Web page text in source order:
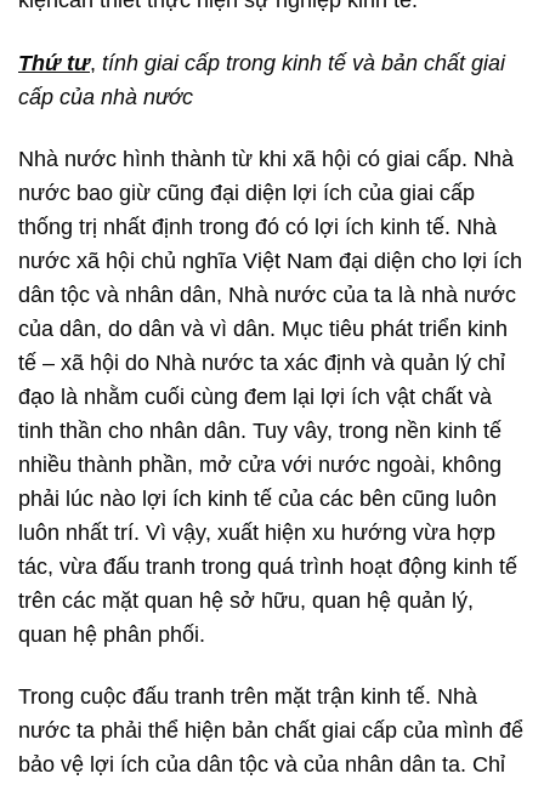
Thứ tư, tính giai cấp trong kinh tế và bản chất giai
cấp của nhà nước
Nhà nước hình thành từ khi xã hội có giai cấp. Nhà
nước bao giừ cũng đại diện lợi ích của giai cấp
thống trị nhất định trong đó có lợi ích kinh tế. Nhà
nước xã hội chủ nghĩa Việt Nam đại diện cho lợi ích
dân tộc và nhân dân, Nhà nước của ta là nhà nước
của dân, do dân và vì dân. Mục tiêu phát triển kinh
tế – xã hội do Nhà nước ta xác định và quản lý chỉ
đạo là nhằm cuối cùng đem lại lợi ích vật chất và
tinh thần cho nhân dân. Tuy vây, trong nền kinh tế
nhiều thành phần, mở cửa với nước ngoài, không
phải lúc nào lợi ích kinh tế của các bên cũng luôn
luôn nhất trí. Vì vậy, xuất hiện xu hướng vừa hợp
tác, vừa đấu tranh trong quá trình hoạt động kinh tế
trên các mặt quan hệ sở hữu, quan hệ quản lý,
quan hệ phân phối.
Trong cuộc đấu tranh trên mặt trận kinh tế. Nhà
nước ta phải thể hiện bản chất giai cấp của mình để
bảo vệ lợi ích của dân tộc và của nhân dân ta. Chỉ